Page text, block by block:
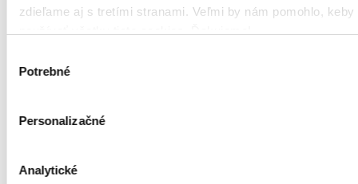
zdieľame aj s tretími stranami. Veľmi by nám pomohlo, keby
súhlasu
Potrebné
Personalizačné
Analytické
21,00 €